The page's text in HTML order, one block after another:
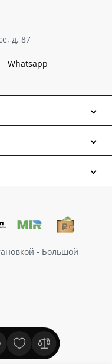
д. 87
Whatsapp
- Большой